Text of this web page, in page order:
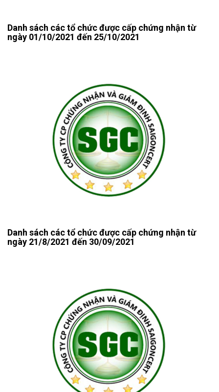
Danh sách các tổ chức được cấp chứng nhận từ
ngày 01/10/2021 đến 25/10/2021
Danh sách các tổ chức được cấp chứng nhận từ
ngày 21/8/2021 đến 30/09/2021